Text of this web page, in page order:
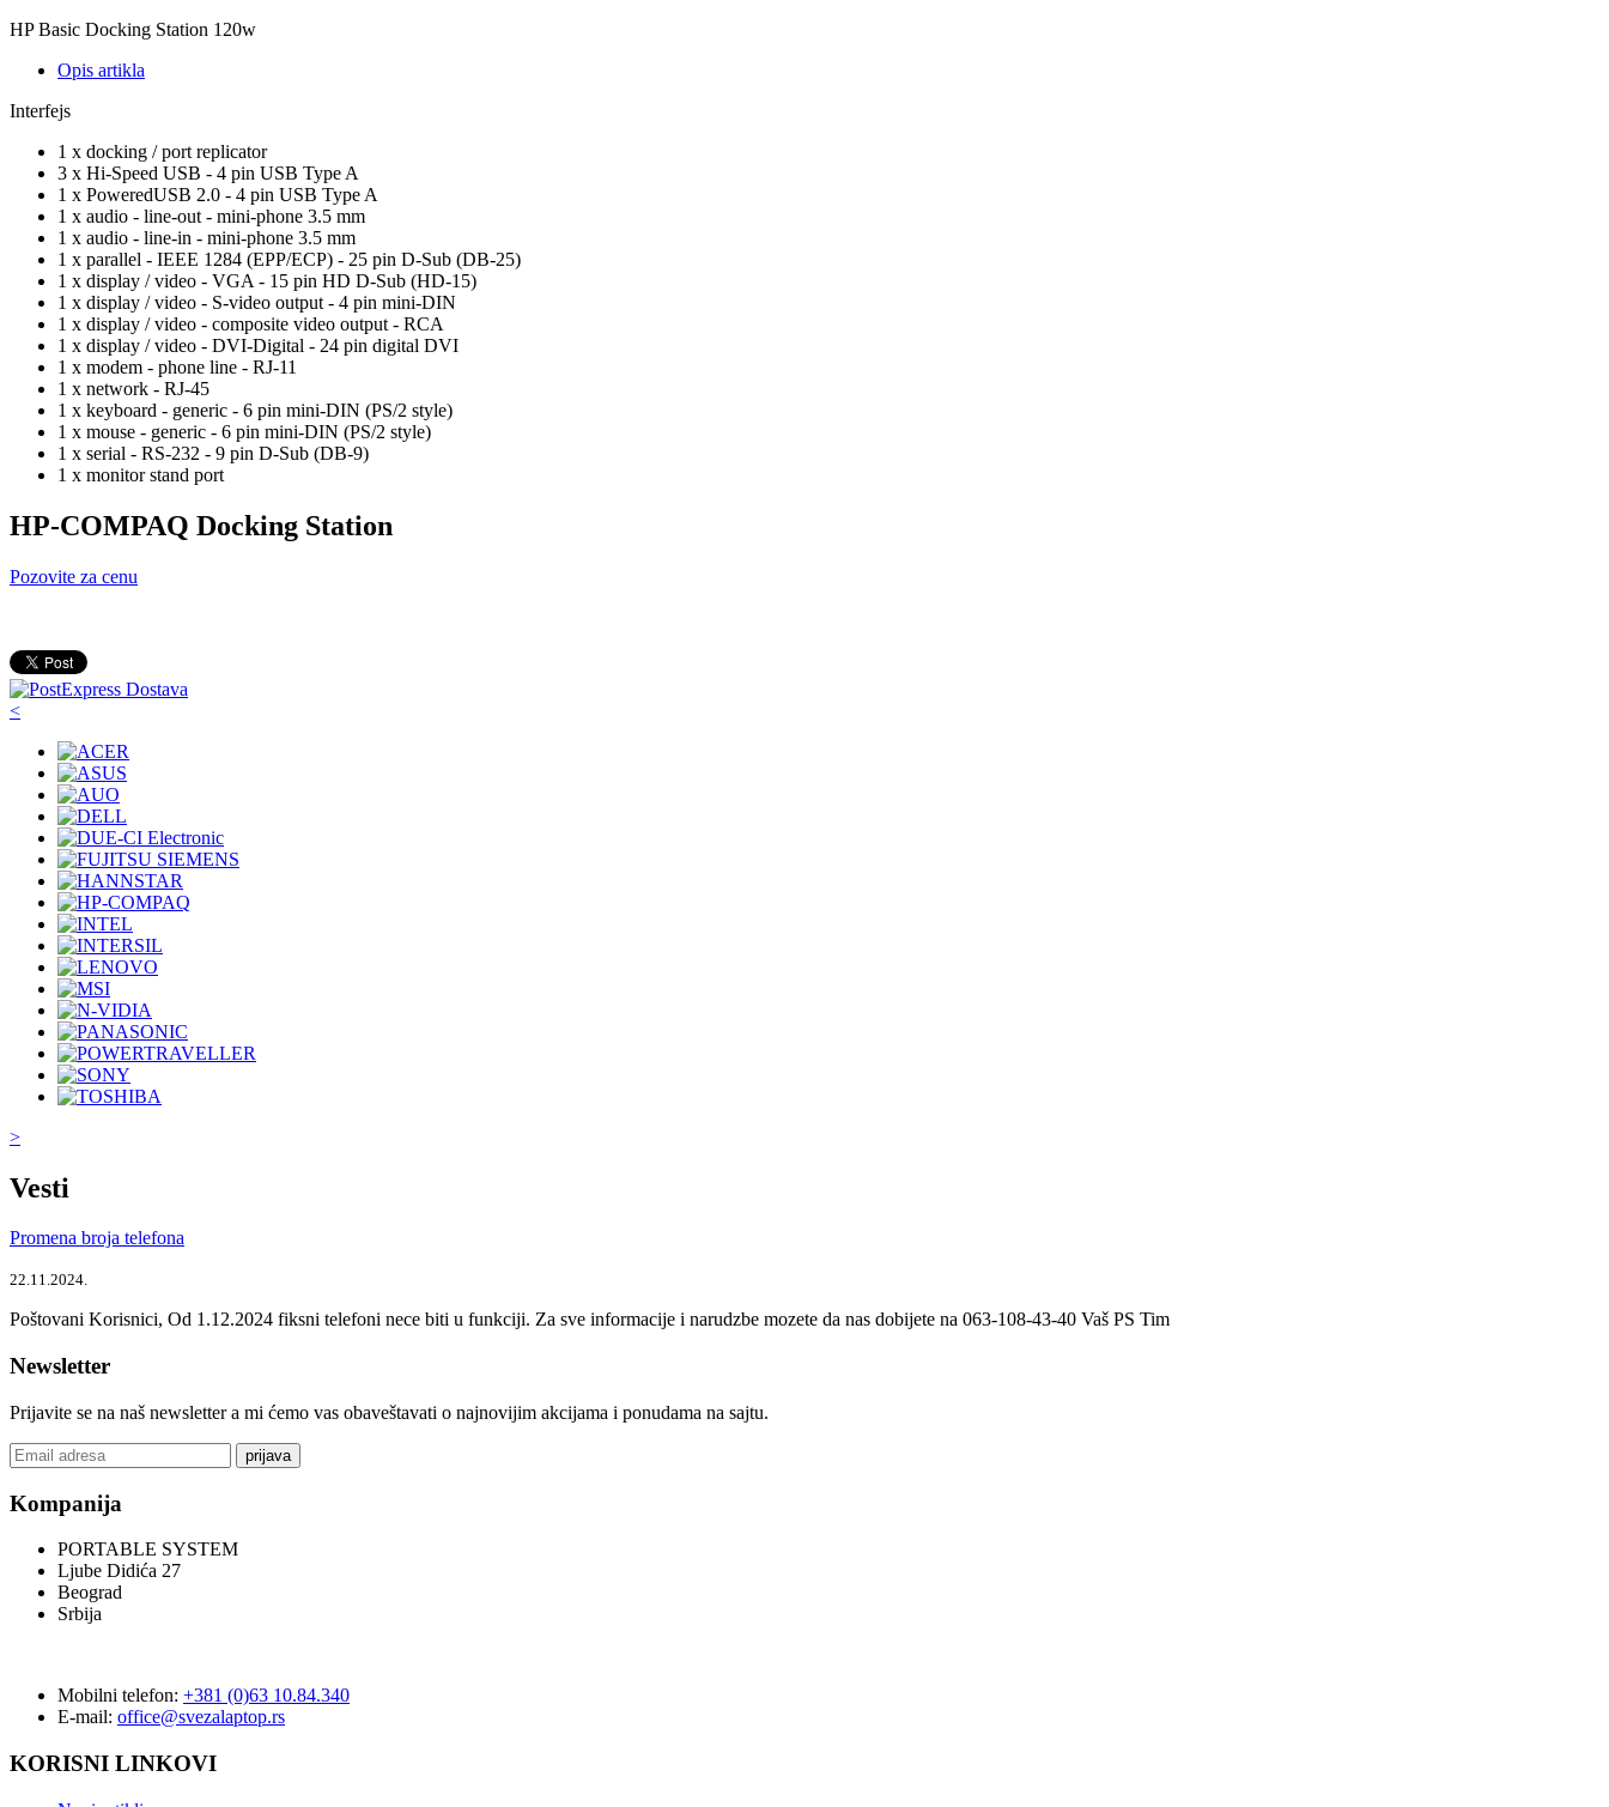
HP Basic Docking Station 120w
Opis artikla
Interfejs
1 x docking / port replicator
3 x Hi-Speed USB - 4 pin USB Type A
1 x PoweredUSB 2.0 - 4 pin USB Type A
1 x audio - line-out - mini-phone 3.5 mm
1 x audio - line-in - mini-phone 3.5 mm
1 x parallel - IEEE 1284 (EPP/ECP) - 25 pin D-Sub (DB-25)
1 x display / video - VGA - 15 pin HD D-Sub (HD-15)
1 x display / video - S-video output - 4 pin mini-DIN
1 x display / video - composite video output - RCA
1 x display / video - DVI-Digital - 24 pin digital DVI
1 x modem - phone line - RJ-11
1 x network - RJ-45
1 x keyboard - generic - 6 pin mini-DIN (PS/2 style)
1 x mouse - generic - 6 pin mini-DIN (PS/2 style)
1 x serial - RS-232 - 9 pin D-Sub (DB-9)
1 x monitor stand port
HP-COMPAQ Docking Station
Pozovite za cenu
<
>
Vesti
Promena broja telefona
22.11.2024.
Poštovani Korisnici, Od 1.12.2024 fiksni telefoni nece biti u funkciji. Za sve informacije i narudzbe mozete da nas dobijete na 063-108-43-40 Vaš PS Tim
Newsletter
Prijavite se na naš newsletter a mi ćemo vas obaveštavati o najnovijim akcijama i ponudama na sajtu.
prijava
Kompanija
PORTABLE SYSTEM
Ljube Didića 27
Beograd
Srbija
Mobilni telefon: +381 (0)63 10.84.340
E-mail: office@svezalaptop.rs
KORISNI LINKOVI